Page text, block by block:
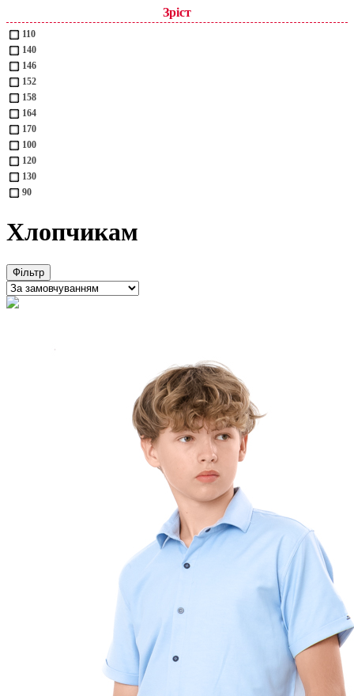
Зріст
110
140
146
152
158
164
170
100
120
130
90
Хлопчикам
Фільтр